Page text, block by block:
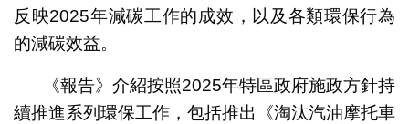
反映2025年減碳工作的成效，以及各類環保行為
的減碳效益。
《報告》介紹按照2025年特區政府施政方針持
續推進系列環保工作，包括推出《淘汰汽油摩托車